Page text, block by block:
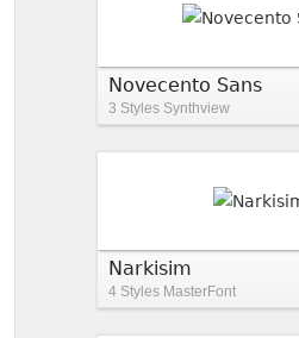
Novecento Sans
3 Styles Synthview
Narkisim
4 Styles MasterFont